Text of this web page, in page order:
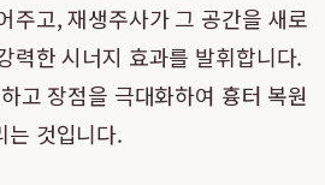
주고, 재생주사가 그 공간을 새로
력한 시너지 효과를 발휘합니다.
고 장점을 극대화하여 흉터 복원
는 것입니다.